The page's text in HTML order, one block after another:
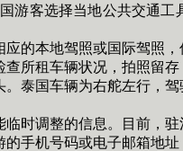
客选择当地公共交通工
本地驾照或国际驾照
所租车辆状况，拍照留存
国车辆为右舵左行，
调整的信息。目前，
手机号码或电子邮箱地